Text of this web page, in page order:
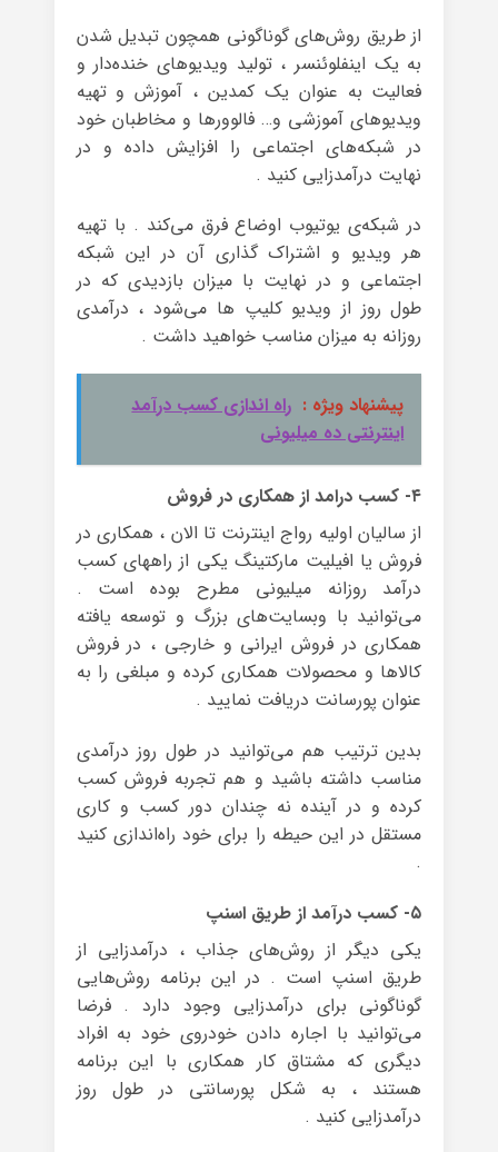
از طریق روش‌های گوناگونی همچون تبدیل شدن
به یک اینفلوئنسر ، تولید ویدیو‌های خنده‌دار و
فعالیت به عنوان یک کمدین ، آموزش و تهیه‌
ویدیوهای آموزشی و… فالوورها و مخاطبان خود
در شبکه‌های اجتماعی را افزایش داده و در
نهایت درآمدزایی کنید .
در شبکه‌ی یوتیوب اوضاع فرق می‌کند . با تهیه‌
هر ویدیو و اشتراک گذاری آن در این شبکه‌
اجتماعی و در نهایت با میزان بازدیدی که در
طول روز از ویدیو کلیپ ها می‌شود ، درآمدی
روزانه به میزان مناسب خواهید داشت .
پیشنهاد ویژه : راه اندازی کسب درآمد
اینترنتی ده میلیونی
۴- کسب درامد از همکاری در فروش
از سالیان اولیه رواج اینترنت تا الان ، همکاری در
فروش یا افیلیت مارکتینگ یکی از راههای کسب
درآمد روزانه میلیونی مطرح بوده است .
می‌توانید با وبسایت‌های بزرگ و توسعه یافته‌
همکاری در فروش ایرانی و خارجی ، در فروش
کالاها و محصولات همکاری کرده و مبلغی را به
عنوان پورسانت دریافت نمایید .
بدین ترتیب هم می‌توانید در طول روز درآمدی
مناسب داشته باشید و هم تجربه‌ فروش کسب
کرده و در آینده‌ نه چندان دور ‌کسب و کاری
مستقل در این حیطه را برای خود راه‌اندازی کنید
.
۵- کسب درآمد از طریق اسنپ
یکی دیگر از روش‌های جذاب ، درآمدزایی از
طریق اسنپ است . در این برنامه روش‌هایی
گوناگونی برای درآمدزایی وجود دارد . فرضا
می‌توانید با اجاره دادن خودروی خود به افراد
دیگری که مشتاق کار همکاری با این برنامه
هستند ، به شکل پورسانتی در طول روز
درآمدزایی کنید .